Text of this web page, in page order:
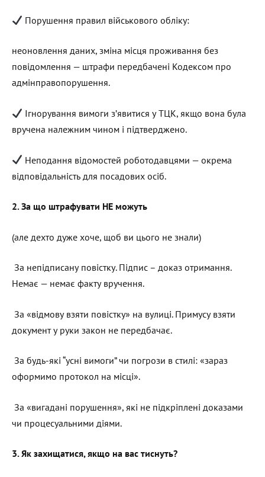
Порушення правил військового обліку:
неоновлення даних, зміна місця проживання без
повідомлення — штрафи передбачені Кодексом про
адмінправопорушення.
Ігнорування вимоги з’явитися у ТЦК, якщо вона була
вручена належним чином і підтверджено.
Неподання відомостей роботодавцями — окрема
відповідальність для посадових осіб.
2. За що штрафувати НЕ можуть
(але дехто дуже хоче, щоб ви цього не знали)
За непідписану повістку. Підпис – доказ отримання.
Немає — немає факту вручення.
За «відмову взяти повістку» на вулиці. Примусу взяти
документ у руки закон не передбачає.
За будь-які “усні вимоги” чи погрози в стилі: «зараз
оформимо протокол на місці».
За «вигадані порушення», які не підкріплені доказами
чи процесуальними діями.
3. Як захищатися, якщо на вас тиснуть?